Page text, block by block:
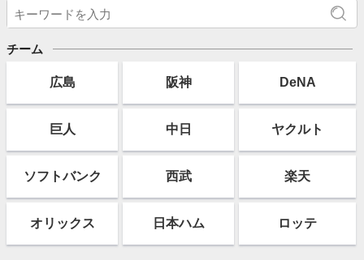
チーム
広島 阪神 DeNA
巨人 中日 ヤクルト
ソフトバンク 西武 楽天
オリックス 日本ハム ロッテ